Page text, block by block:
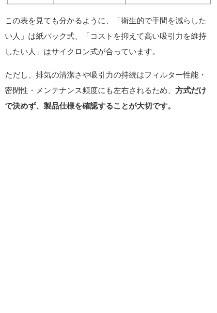
この表を見ても分かるように、「衛生的で手間を減らした
い人」は紙パック式、「コストを抑えて高い吸引力を維持
したい人」はサイクロン式が合っています。
ただし、排気の清潔さや吸引力の持続はフィルター性能・
密閉性・メンテナンス頻度にも左右されるため、 方式だけ
で決めず、製品仕様を確認することが大切です。